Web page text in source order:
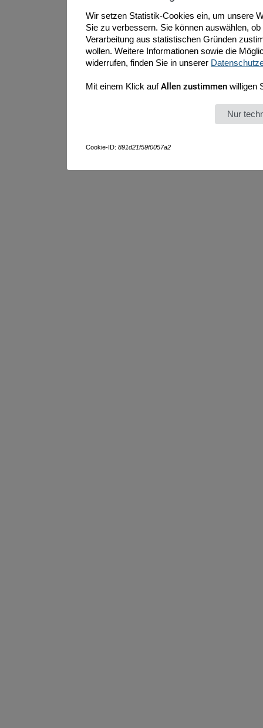
Wir setzen Statistik-Cookies ein, um unsere
Sie zu verbessern. Sie können auswählen,
Verarbeitung aus statistischen Gründen
wollen. Weitere Informationen sowie die
widerrufen, finden Sie in unserer
Mit einem Klick aufAllen zustimmen willigen
Nur
Cookie-ID: 891d21f59f0057a2